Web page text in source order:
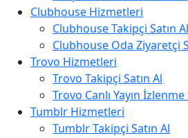
Clubhouse Hizmetleri
Clubhouse Takipçi Satın Al
Clubhouse Oda Ziyaretçi
Trovo Hizmetleri
Trovo Takipçi Satın Al
Trovo Canlı Yayın İzlenme
Tumblr Hizmetleri
Tumblr Takipçi Satın Al